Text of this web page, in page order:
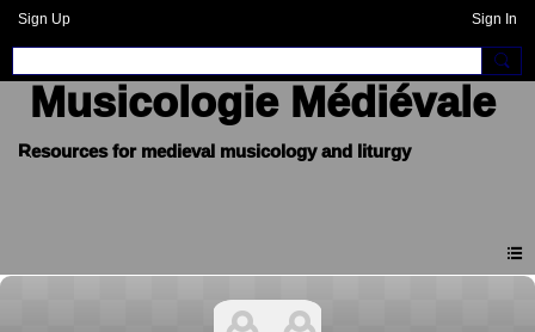
Sign Up Sign In
Musicologie Médiévale